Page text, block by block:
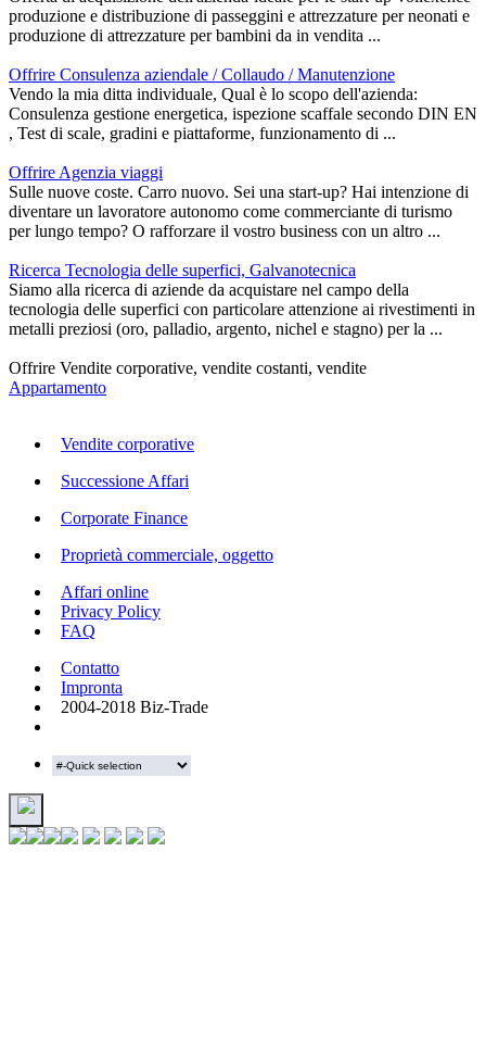
produzione e distribuzione di passeggini e attrezzature per neonati e
produzione di attrezzature per bambini da in vendita ...
Offrire Consulenza aziendale / Collaudo / Manutenzione
Vendo la mia ditta individuale, Qual è lo scopo dell'azienda:
Consulenza gestione energetica, ispezione scaffale secondo DIN EN
, Test di scale, gradini e piattaforme, funzionamento di ...
Offrire Agenzia viaggi
Sulle nuove coste. Carro nuovo. Sei una start-up? Hai intenzione di
diventare un lavoratore autonomo come commerciante di turismo
per lungo tempo? O rafforzare il vostro business con un altro ...
Ricerca Tecnologia delle superfici, Galvanotecnica
Siamo alla ricerca di aziende da acquistare nel campo della
tecnologia delle superfici con particolare attenzione ai rivestimenti in
metalli preziosi (oro, palladio, argento, nichel e stagno) per la ...
Offrire Vendite corporative, vendite costanti, vendite
Appartamento
Vendite corporative
Successione Affari
Corporate Finance
Proprietà commerciale, oggetto
Affari online
Privacy Policy
FAQ
Contatto
Impronta
2004-2018 Biz-Trade